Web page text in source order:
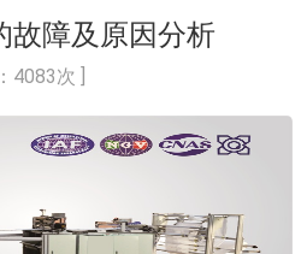
故障及原因分析
4083次 ]